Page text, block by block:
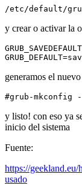
/etc/default/
y crear o activar la
generamos el
#grub-mkconfig
y listo! con eso ya
inicio del sistema
Fuente:
https://
usado